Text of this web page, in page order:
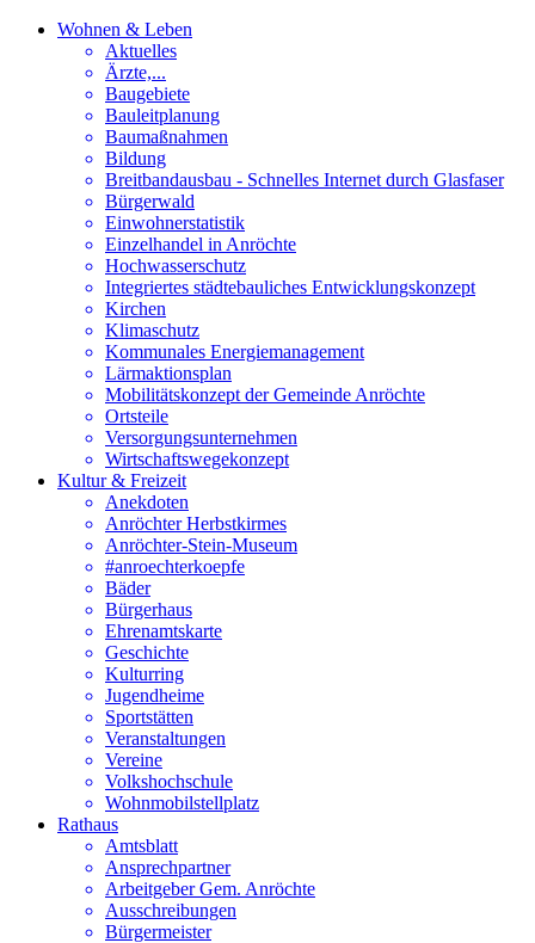
Wohnen & Leben
Aktuelles
Ärzte,...
Baugebiete
Bauleitplanung
Baumaßnahmen
Bildung
Breitbandausbau - Schnelles Internet durch Glasfaser
Bürgerwald
Einwohnerstatistik
Einzelhandel in Anröchte
Hochwasserschutz
Integriertes städtebauliches Entwicklungskonzept
Kirchen
Klimaschutz
Kommunales Energiemanagement
Lärmaktionsplan
Mobilitätskonzept der Gemeinde Anröchte
Ortsteile
Versorgungsunternehmen
Wirtschaftswegekonzept
Kultur & Freizeit
Anekdoten
Anröchter Herbstkirmes
Anröchter-Stein-Museum
#anroechterkoepfe
Bäder
Bürgerhaus
Ehrenamtskarte
Geschichte
Kulturring
Jugendheime
Sportstätten
Veranstaltungen
Vereine
Volkshochschule
Wohnmobilstellplatz
Rathaus
Amtsblatt
Ansprechpartner
Arbeitgeber Gem. Anröchte
Ausschreibungen
Bürgermeister